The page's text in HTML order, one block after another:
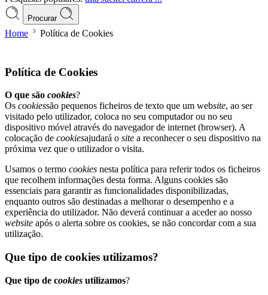
Procurar
Home Política de Cookies
Política de Cookies
O que são cookies?
Os cookiessão pequenos ficheiros de texto que um website, ao ser
visitado pelo utilizador, coloca no seu computador ou no seu
dispositivo móvel através do navegador de internet (browser). A
colocação de cookiesajudará o site a reconhecer o seu dispositivo na
próxima vez que o utilizador o visita.
Usamos o termo cookies nesta política para referir todos os ficheiros
que recolhem informações desta forma. Alguns cookies são
essenciais para garantir as funcionalidades disponibilizadas,
enquanto outros são destinadas a melhorar o desempenho e a
experiência do utilizador. Não deverá continuar a aceder ao nosso
website após o alerta sobre os cookies, se não concordar com a sua
utilização.
Que tipo de cookies utilizamos?
Que tipo de cookies utilizamos?